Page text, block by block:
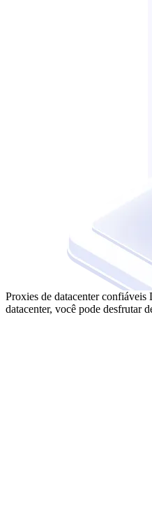
Proxies de datacenter
datacenter, você pode desfrutar